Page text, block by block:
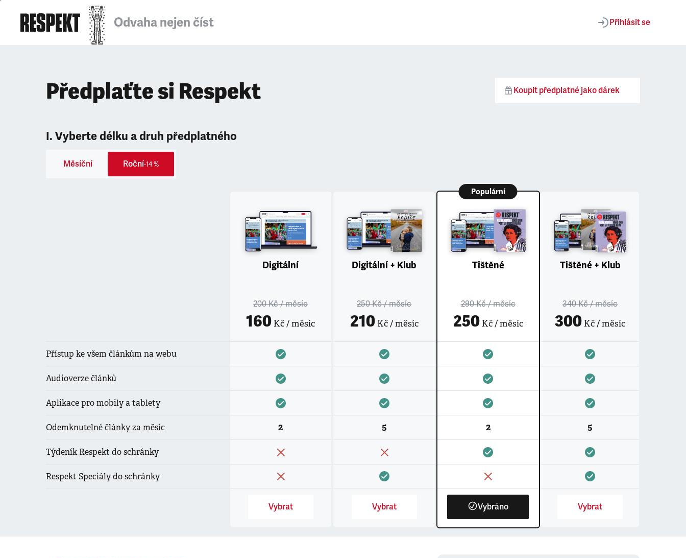
Odvaha nejen číst Přihlásit se
Předplaťte si Respekt Koupit předplatné jako dárek
I. Vyberte délku a druh předplatného
Měsíční Roční-14 %
Přístup ke všem článkům na webu
Audioverze článků
Aplikace pro mobily a tablety
Odemknutelné články za měsíc
Týdeník Respekt do schránky
Respekt Speciály do schránky
Digitální
200 Kč/ měsíc
160 Kč / měsíc
2
Vybrat
Digitální + Klub
250 Kč/ měsíc
210Kč / měsíc
5
Vybrat
Populární
Tištěné
290 Kč/ měsíc
250Kč / měsíc
2
Vybráno
Tištěné + Klub
340 Kč/ měsíc
300 Kč / měsíc
5
Vybrat